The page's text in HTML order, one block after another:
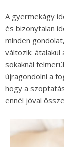
A gyermekágy
és bizonytalan
minden
változik:
sokaknál
újragondolni a
hogy a
ennél jóval